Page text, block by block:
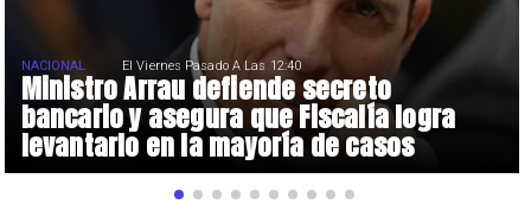
Ministro Arrau defiende secreto
bancario y asegura que Fiscalía logra
levantarlo en la mayoría de casos
NACIONAL El Viernes Pasado A Las 12:40